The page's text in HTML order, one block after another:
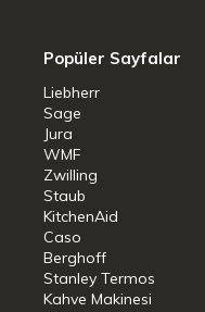
Popüler Sayfalar
Liebherr
Sage
Jura
WMF
Zwilling
Staub
KitchenAid
Caso
Berghoff
Stanley Termos
Kahve Makinesi